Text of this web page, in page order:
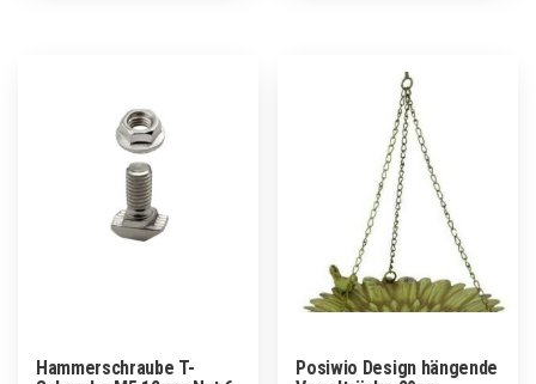
Hammerschraube T-
Posiwio Design hängende